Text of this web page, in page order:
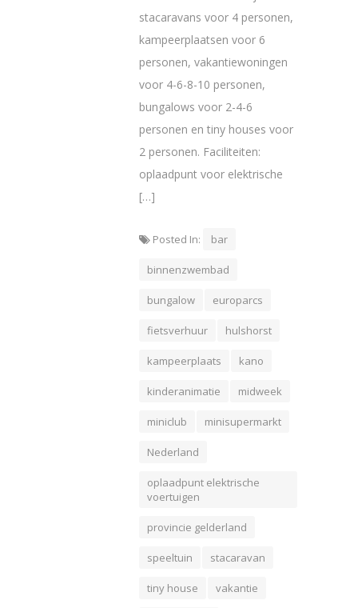
stacaravans voor 4 personen,
kampeerplaatsen voor 6
personen, vakantiewoningen
voor 4-6-8-10 personen,
bungalows voor 2-4-6
personen en tiny houses voor
2 personen. Faciliteiten:
oplaadpunt voor elektrische
[…]
Posted In: bar
binnenzwembad
bungalow europarcs
fietsverhuur hulshorst
kampeerplaats kano
kinderanimatie midweek
miniclub minisupermarkt
Nederland
oplaadpunt elektrische
voertuigen
provincie gelderland
speeltuin stacaravan
tiny house vakantie